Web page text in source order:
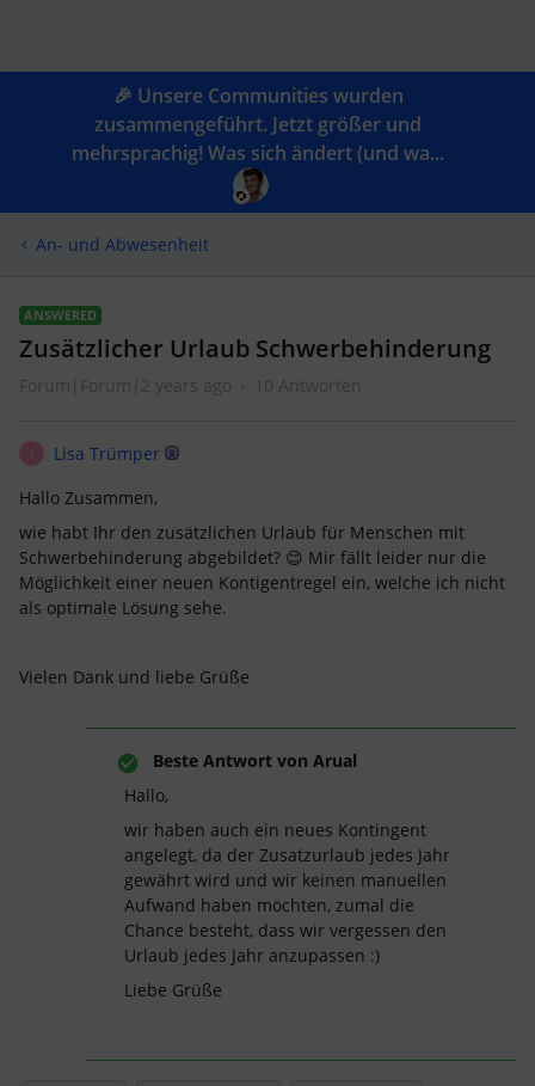
🎉 Unsere Communities wurden
zusammengeführt. Jetzt größer und
mehrsprachig! Was sich ändert (und wa...
An- und Abwesenheit
ANSWERED
Zusätzlicher Urlaub Schwerbehinderung
Forum|Forum|2 years ago 10 Antworten
Lisa Trümper
Hallo Zusammen,
wie habt Ihr den zusätzlichen Urlaub für Menschen mit
Schwerbehinderung abgebildet? 😊 Mir fällt leider nur die
Möglichkeit einer neuen Kontigentregel ein, welche ich nicht
als optimale Lösung sehe.
Vielen Dank und liebe Grüße
Beste Antwort von Arual
Hallo,
wir haben auch ein neues Kontingent
angelegt, da der Zusatzurlaub jedes Jahr
gewährt wird und wir keinen manuellen
Aufwand haben möchten, zumal die
Chance besteht, dass wir vergessen den
Urlaub jedes Jahr anzupassen :)
Liebe Grüße